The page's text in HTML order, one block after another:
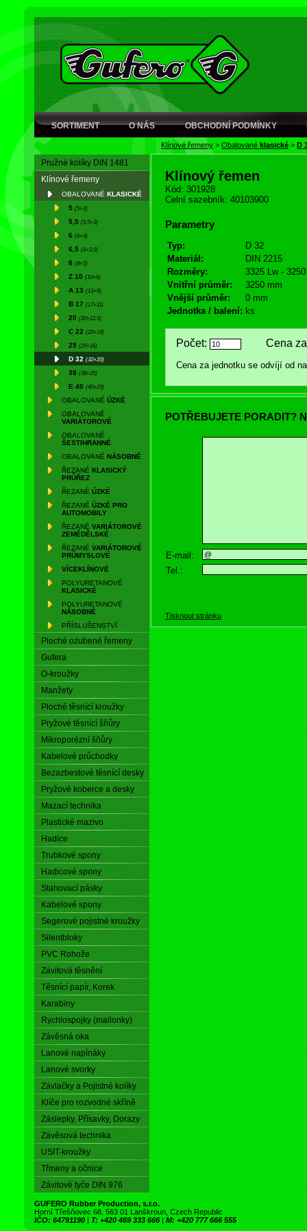
SORTIMENT O NÁS OBCHODNÍ PODMÍNKY
Klínové řemeny > Obalované klasické > D
Pružné kolíky DIN 1481
Klínové řemeny
OBALOVANÉ KLASICKÉ
5 (5×3)
5,5 (5,5×3)
6 (6×4)
6,5 (6×3,5)
8 (8×5)
Z 10 (10×6)
A 13 (13×8)
B 17 (17×11)
20 (20×12,5)
C 22 (22×14)
25 (25×16)
D 32 (32×20)
38 (38×25)
E 40 (40×25)
OBALOVANÉ ÚZKÉ
OBALOVANÉ
VARIÁTOROVÉ
OBALOVANÉ
ŠESTIHRANNÉ
OBALOVANÉ NÁSOBNÉ
ŘEZANÉ KLASICKÝ
PRŮŘEZ
ŘEZANÉ ÚZKÉ
ŘEZANÉ ÚZKÉ PRO
AUTOMOBILY
ŘEZANÉ VARIÁTOROVÉ
ZEMĚDĚLSKÉ
ŘEZANÉ VARIÁTOROVÉ
PRŮMYSLOVÉ
VÍCEKLÍNOVÉ
POLYURETANOVÉ
KLASICKÉ
POLYURETANOVÉ
NÁSOBNÉ
PŘÍSLUŠENSTVÍ
Ploché ozubené řemeny
Gufera
O-kroužky
Manžety
Ploché těsnící kroužky
Pryžové těsnící šňůry
Mikroporézní šňůry
Kabelové průchodky
Bezazbestové těsnící desky
Pryžové koberce a desky
Mazací technika
Plastické mazivo
Hadice
Trubkové spony
Hadicové spony
Stahovací pásky
Kabelové spony
Segerové pojistné kroužky
Silentbloky
PVC Rohože
Závitová těsnění
Těsnící papír, Korek
Karabiny
Rychlospojky (mailonky)
Závěsná oka
Lanové napínáky
Lanové svorky
Závlačky a Pojistné kolíky
Klíče pro rozvodné skříně
Záslepky, Přísavky, Dorazy
Závěsová technika
USIT-kroužky
Třmeny a očnice
Závitové tyče DIN 976
Klínový řemen
Kód: 301928
Celní sazebník: 40103900
Parametry
Typ:
D 32
Materiál:
DIN 2215
Rozměry:
3325 Lw -
Vnitřní průměr:
3250 mm
Vnější průměr:
0 mm
Jednotka / balení: ks
Počet: Cena za
Cena za jednotku se odvíjí od
POTŘEBUJETE PORADIT?
E-mail:
Tel.:
Tisknout stránku
GUFERO Rubber Production, s.r.o.
Horní Třešňovec 68, 563 01 Lanškroun, Czech Republic
IČO: 64791190 | T: +420 469 333 666 | M: +420 777 666 555